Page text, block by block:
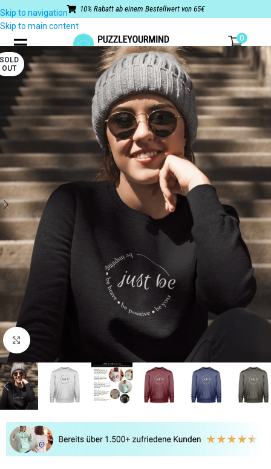
Skip to navigation
Skip to main content
10% Rabatt ab einem Bestellwert von 65€
0
SOLD
OUT
Click to enlarge